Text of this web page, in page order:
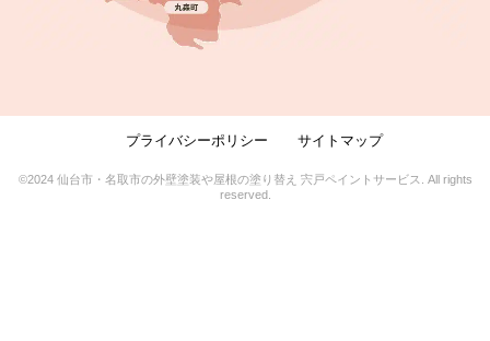
プライバシーポリシー サイトマップ
©2024 仙台市・名取市の外壁塗装や屋根の塗り替え 宍戸ペイントサービス. All rights
reserved.